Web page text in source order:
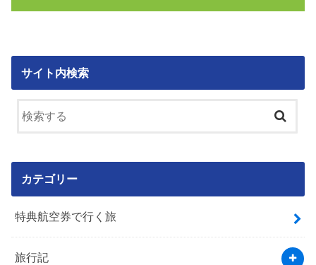
サイト内検索
カテゴリー
特典航空券で行く旅
旅行記